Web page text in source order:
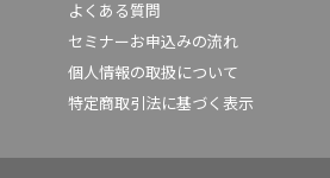
よくある質問
セミナーお申込みの流れ
個人情報の取扱について
特定商取引法に基づく表示